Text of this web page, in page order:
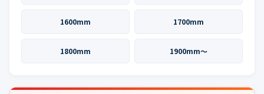
1600mm 1700mm
1800mm 1900mm〜